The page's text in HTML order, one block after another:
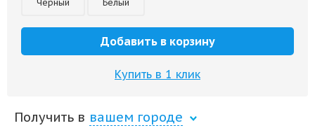
Черный Белый
Добавить в корзину
Купить в 1 клик
Получить в вашем городе